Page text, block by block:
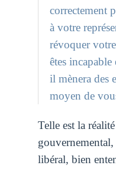
correctement
à votre
révoquer
êtes
il mènera des
moyen de
Telle est la
libéral, bien